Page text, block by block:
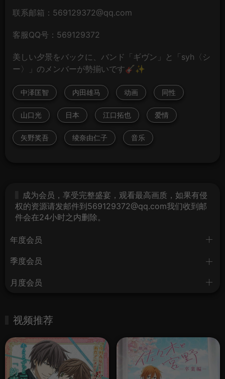
联系邮箱：569129372@qq.com
客服QQ号：569129372
美しい夕景をバックに、バンド「ギヴン」と「syh〈シ
ー〉」のメンバーが勢揃いです🎸✨
中泽匡智 内田雄马 动画 同性
山口光 日本 江口拓也 爱情
矢野奖吾 绫奈由仁子 音乐
成为会员，享受完整盛宴，观看最高画质，如果有侵
权的资源请发邮件到569129372@qq.com我们收到邮
件会在24小时之内删除。
年度会员
季度会员
月度会员
视频推荐